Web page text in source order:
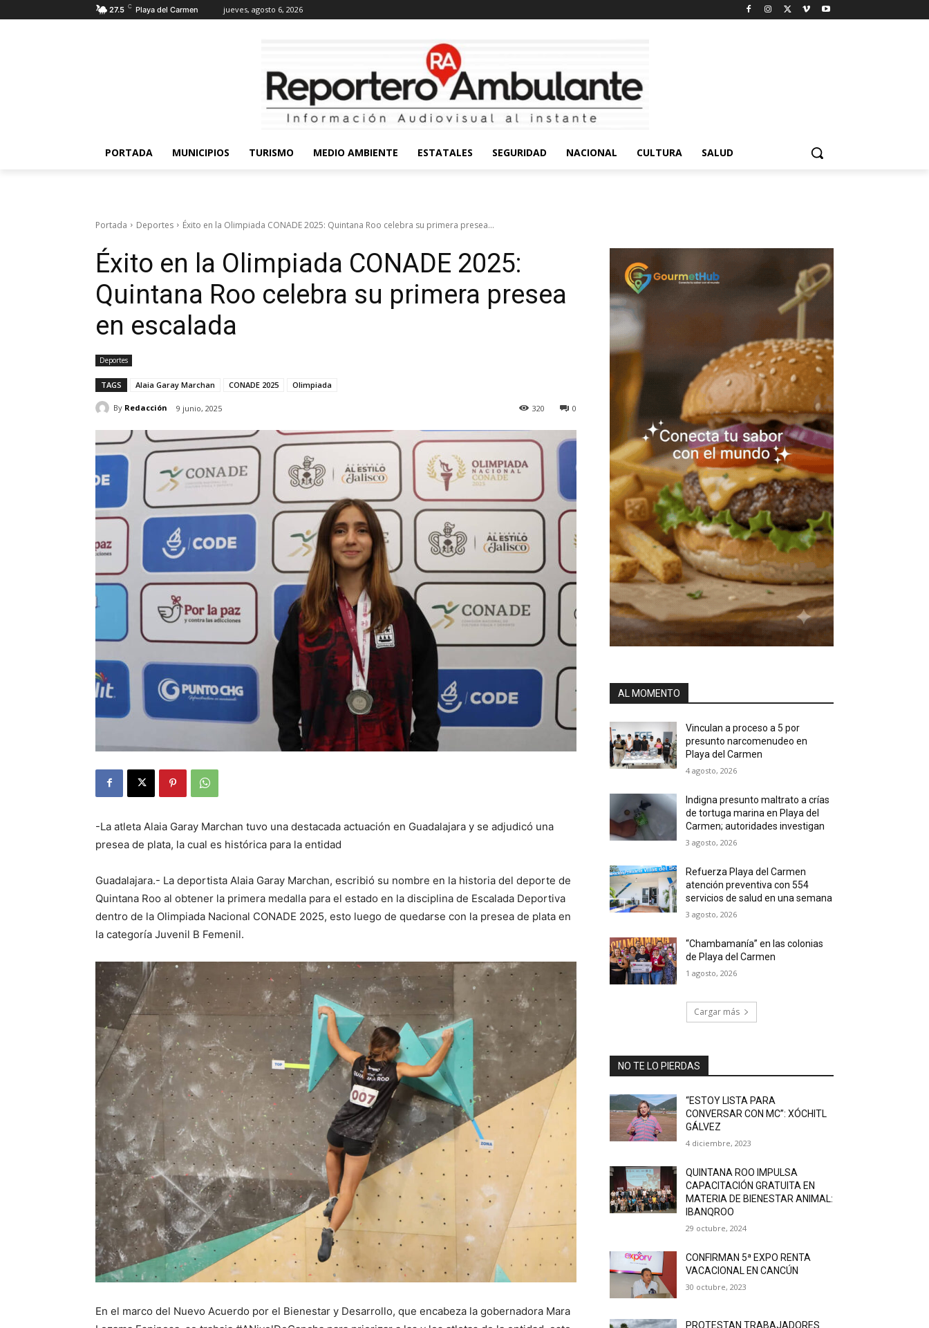
27.5 C Playa del Carmen jueves, agosto 6, 2026
PORTADA MUNICIPIOS TURISMO MEDIO AMBIENTE ESTATALES SEGURIDAD NACIONAL CULTURA SALUD
Portada Deportes Éxito en la Olimpiada CONADE 2025: Quintana Roo celebra su primera presea...
Éxito en la Olimpiada CONADE 2025:
Quintana Roo celebra su primera presea
en escalada
Deportes
TAGS Alaia Garay Marchan CONADE 2025 Olimpiada
By Redacción 9 junio, 2025 0
320
-La atleta Alaia Garay Marchan tuvo una destacada actuación en Guadalajara y se adjudicó una
presea de plata, la cual es histórica para la entidad
Guadalajara.- La deportista Alaia Garay Marchan, escribió su nombre en la historia del deporte de
Quintana Roo al obtener la primera medalla para el estado en la disciplina de Escalada Deportiva
dentro de la Olimpiada Nacional CONADE 2025, esto luego de quedarse con la presea de plata en
la categoría Juvenil B Femenil.
En el marco del Nuevo Acuerdo por el Bienestar y Desarrollo, que encabeza la gobernadora Mara
AL MOMENTO
Vinculan a proceso a 5 por
presunto narcomenudeo en
Playa del Carmen
4 agosto, 2026
Indigna presunto maltrato a crías
de tortuga marina en Playa del
Carmen; autoridades investigan
3 agosto, 2026
Refuerza Playa del Carmen
atención preventiva con 554
servicios de salud en una semana
3 agosto, 2026
“Chambamanía” en las colonias
de Playa del Carmen
1 agosto, 2026
Cargar más
NO TE LO PIERDAS
“ESTOY LISTA PARA
CONVERSAR CON MC”: XÓCHITL
GÁLVEZ
4 diciembre, 2023
QUINTANA ROO IMPULSA
CAPACITACIÓN GRATUITA EN
MATERIA DE BIENESTAR ANIMAL:
IBANQROO
29 octubre, 2024
CONFIRMAN 5ª EXPO RENTA
VACACIONAL EN CANCÚN
30 octubre, 2023
PROTESTAN TRABAJADORES